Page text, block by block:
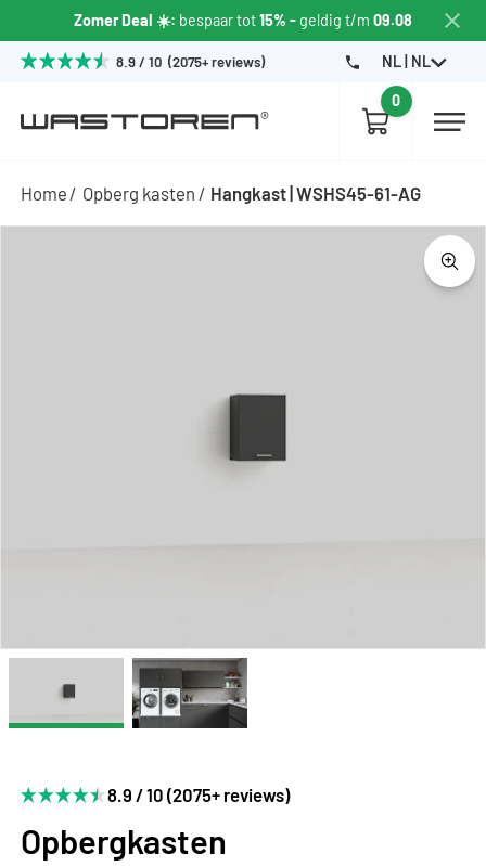
Zomer Deal ☀️: bespaar tot15% -geldig t/m 09.08
8.9 / 10 (2075+ reviews) NL | NL
0
Home Opberg kasten Hangkast | WSHS45-61-AG
8.9 / 10 (2075+ reviews)
Opbergkasten